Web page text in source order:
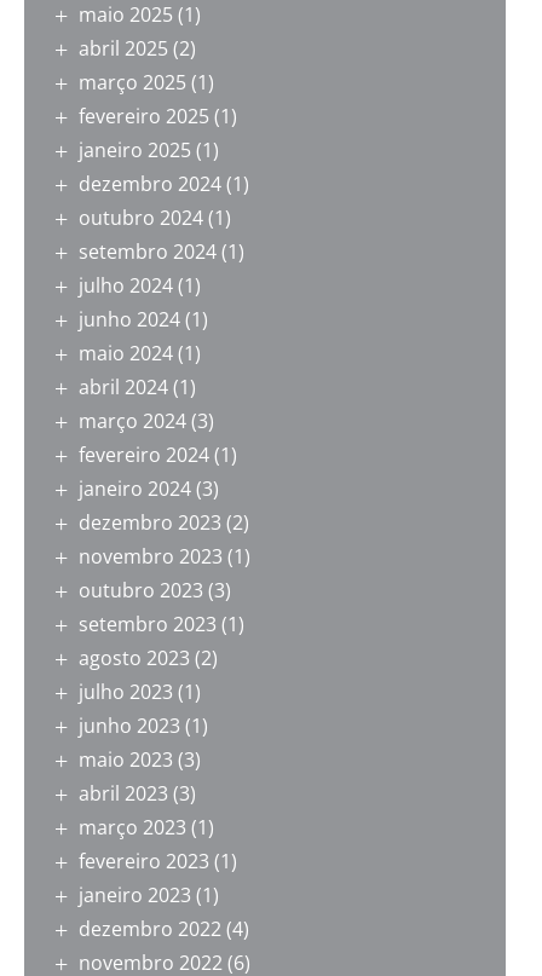
maio 2025 (1)
abril 2025 (2)
março 2025 (1)
fevereiro 2025 (1)
janeiro 2025 (1)
dezembro 2024(1)
outubro 2024(1)
setembro 2024(1)
julho 2024(1)
junho 2024(1)
maio 2024(1)
abril 2024(1)
março 2024(3)
fevereiro 2024(1)
janeiro 2024(3)
dezembro 2023 (2)
novembro 2023 (1)
outubro 2023 (3)
setembro 2023 (1)
agosto 2023 (2)
julho 2023 (1)
junho 2023 (1)
maio 2023 (3)
abril 2023 (3)
março 2023 (1)
fevereiro 2023 (1)
janeiro 2023 (1)
dezembro 2022(4)
novembro 2022(6)